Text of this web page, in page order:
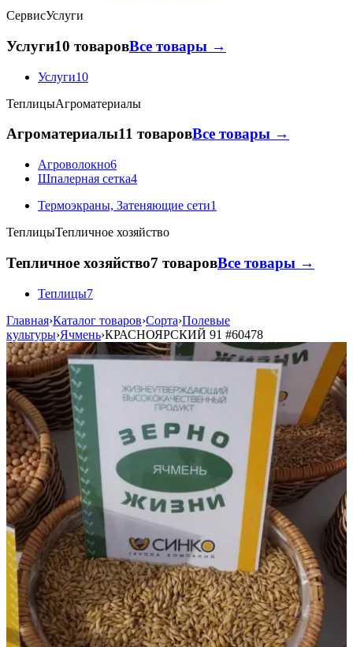
СервисУслуги
Услуги10 товаровВсе товары →
Услуги10
ТеплицыАгроматериалы
Агроматериалы11 товаровВсе товары →
Агроволокно6
Шпалерная сетка4
Термоэкраны, Затеняющие сети1
ТеплицыТепличное хозяйство
Тепличное хозяйство7 товаровВсе товары →
Теплицы7
Главная›Каталог товаров›Сорта›Полевые
культуры›Ячмень›КРАСНОЯРСКИЙ 91 #60478